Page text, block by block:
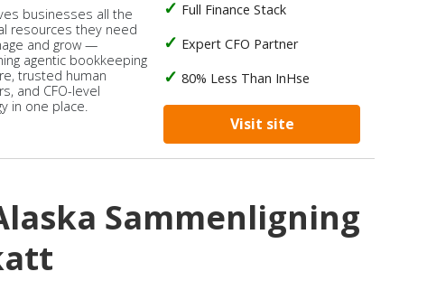
businesses all the
resources they need
and grow —
agentic bookkeeping
trusted human
and CFO-level
in one place.
Full Finance Stack
Expert CFO Partner
80% Less Than InHse
Visit site
Sammenligning